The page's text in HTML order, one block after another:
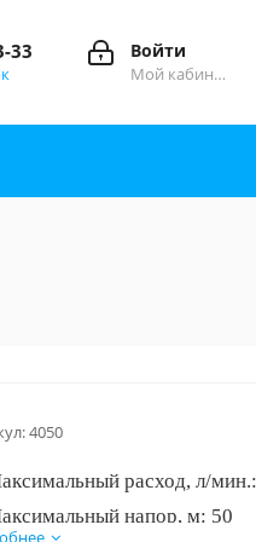
Войти
Мой кабинет
33
4050
расход, л/
напор, м: 50